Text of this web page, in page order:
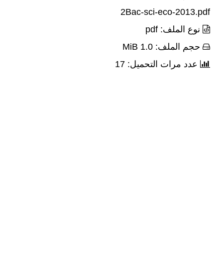
2Bac-sci-eco-2013.pdf
نوع الملف: pdf
حجم الملف: 1.0 MiB
عدد مرات التحميل: 17